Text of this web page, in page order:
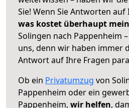
Sie! Wenn Sie Antworten
was kostet überhaupt
Solingen nach Pappenheim
uns, denn wir haben immer
Antwort auf Ihre Fragen
Ob ein Privatumzug von
Pappenheim oder ein
Pappenheim, wir helfen,